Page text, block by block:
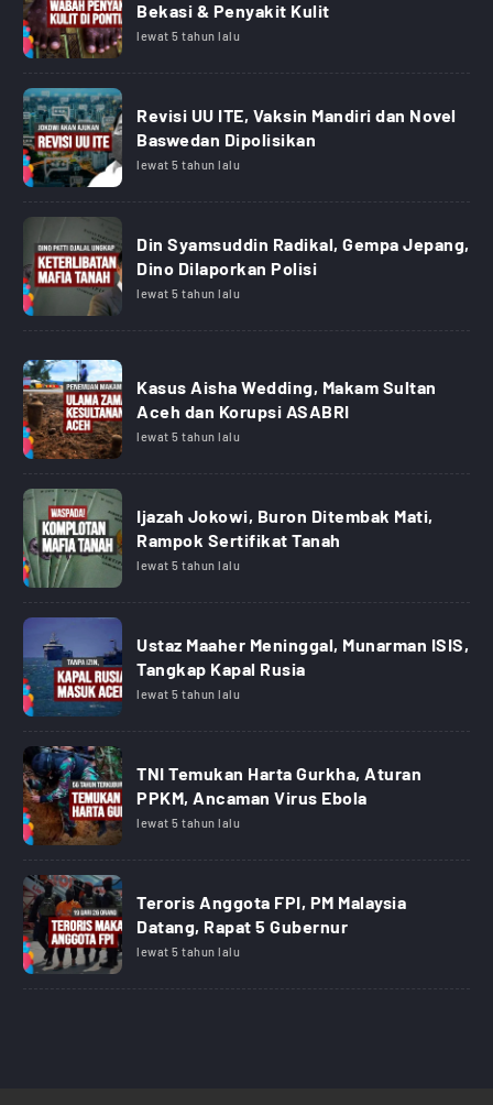
Bekasi & Penyakit Kulit
lewat 5 tahun lalu
Revisi UU ITE, Vaksin Mandiri dan Novel
Baswedan Dipolisikan
lewat 5 tahun lalu
Din Syamsuddin Radikal, Gempa Jepang,
Dino Dilaporkan Polisi
lewat 5 tahun lalu
Kasus Aisha Wedding, Makam Sultan
Aceh dan Korupsi ASABRI
lewat 5 tahun lalu
Ijazah Jokowi, Buron Ditembak Mati,
Rampok Sertifikat Tanah
lewat 5 tahun lalu
Ustaz Maaher Meninggal, Munarman ISIS,
Tangkap Kapal Rusia
lewat 5 tahun lalu
TNI Temukan Harta Gurkha, Aturan
PPKM, Ancaman Virus Ebola
lewat 5 tahun lalu
Teroris Anggota FPI, PM Malaysia
Datang, Rapat 5 Gubernur
lewat 5 tahun lalu